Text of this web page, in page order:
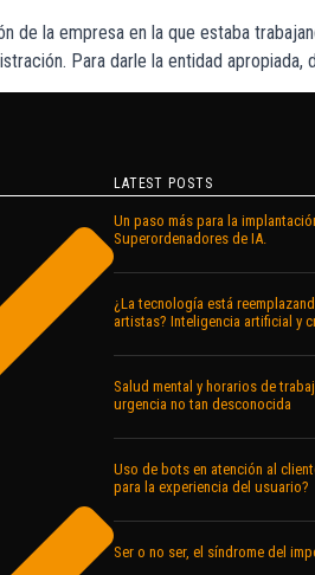
la empresa en la que estaba
Para darle la entidad
LATEST POSTS
Un paso más para la
Superordenadores de IA.
¿La tecnología está
artistas? Inteligencia artificial y
Salud mental y horarios de
urgencia no tan desconocida
Uso de bots en atención al
para la experiencia del usuario?
Ser o no ser, el síndrome del